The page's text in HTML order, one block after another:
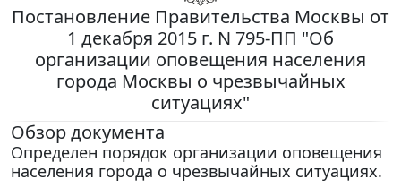
Постановление Правительства Москвы от
1 декабря 2015 г. N 795-ПП "Об
организации оповещения населения
города Москвы о чрезвычайных
ситуациях"
Обзор документа
Определен порядок организации оповещения
населения города о чрезвычайных ситуациях.